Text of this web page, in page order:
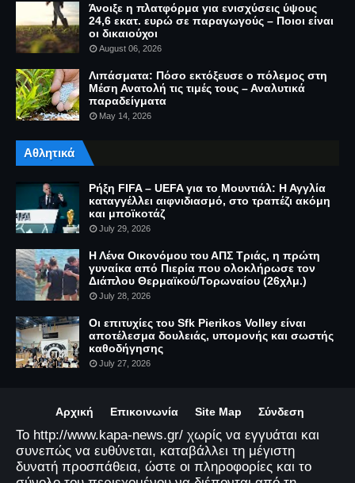
Άνοιξε η πλατφόρμα για ενισχύσεις ύψους
24,6 εκατ. ευρώ σε παραγωγούς – Ποιοι είναι
οι δικαιούχοι
August 06, 2026
Λιπάσματα: Πόσο εκτόξευσε ο πόλεμος στη
Μέση Ανατολή τις τιμές τους – Αναλυτικά
παραδείγματα
May 14, 2026
Αθλητικά
Ρήξη FIFA – UEFA για το Μουντιάλ: Η Αγγλία
καταγγέλλει αιφνιδιασμό, στο τραπέζι ακόμη
και μποϊκοτάζ
July 29, 2026
Η Λένα Οικονόμου του ΑΠΣ Τριάς, η πρώτη
γυναίκα από Πιερία που ολοκλήρωσε τον
Διάπλου Θερμαϊκού/Τορωναίου (26χλμ.)
July 28, 2026
Οι επιτυχίες του Sfk Pierikos Volley είναι
αποτέλεσμα δουλειάς, υπομονής και σωστής
καθοδήγησης
July 27, 2026
Αρχική Επικοινωνία Site Map Σύνδεση
Το http://www.kapa-news.gr/ χωρίς να εγγυάται και
συνεπώς να ευθύνεται, καταβάλλει τη μέγιστη
δυνατή προσπάθεια, ώστε οι πληροφορίες και το